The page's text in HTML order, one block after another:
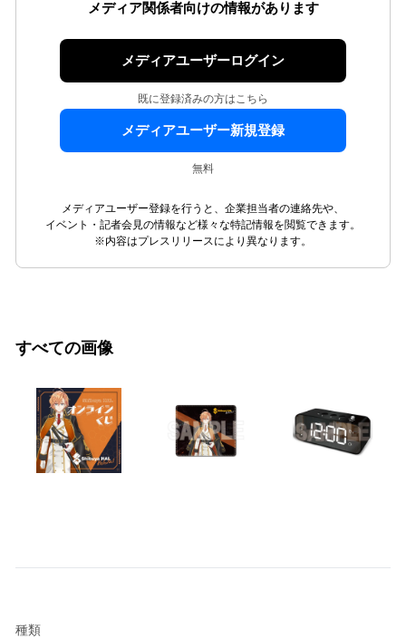
メディア関係者向けの情報があります
メディアユーザーログイン
既に登録済みの方はこちら
メディアユーザー新規登録
無料
メディアユーザー登録を行うと、企業担当者の連絡先や、
イベント・記者会見の情報など様々な特記情報を閲覧できます。
※内容はプレスリリースにより異なります。
すべての画像
種類